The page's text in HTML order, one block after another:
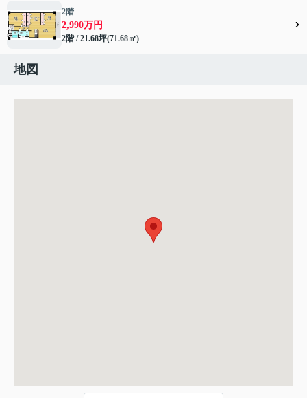
2階
2,990万円
2階 / 21.68坪(71.68㎡)
地図